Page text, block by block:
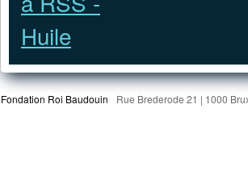
Fondation Roi Baudouin Rue Brederode 21 | 1000